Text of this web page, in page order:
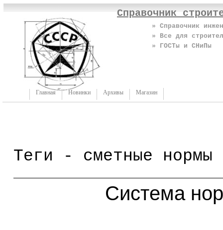
Справочник
» Справочник
» Все для
» ГОСТы и СНиПы
Главная Новинки Архивы Магазин
Теги - сметные нормы
Система